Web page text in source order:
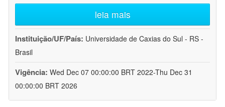
leia mais
Instituição/UF/País: Universidade de Caxias do Sul - RS -
Brasil
Vigência: Wed Dec 07 00:00:00 BRT 2022-Thu Dec 31
00:00:00 BRT 2026